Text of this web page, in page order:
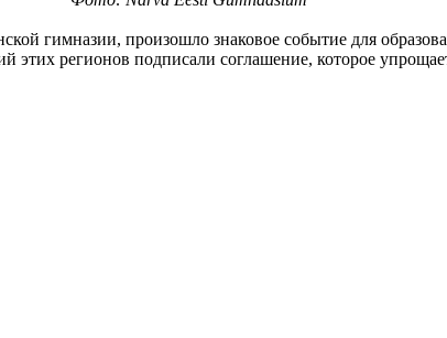
гимназии, произошло знаковое событие для
этих регионов подписали соглашение, которое